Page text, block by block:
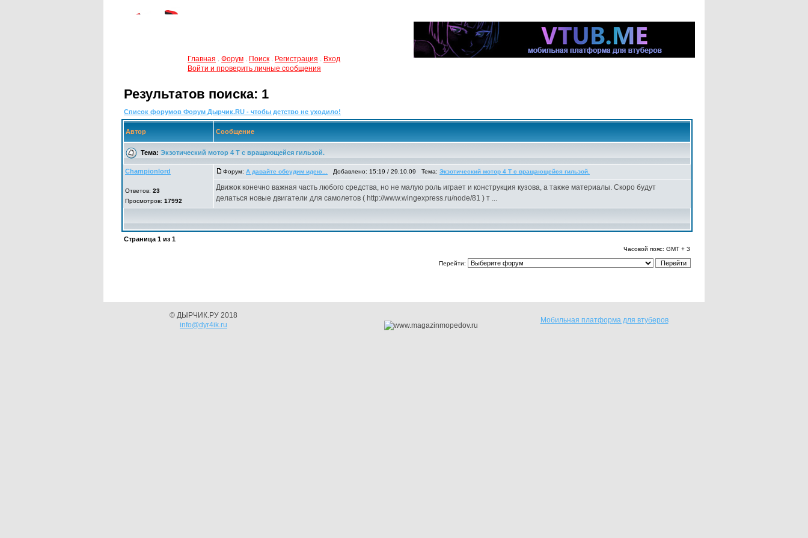
Главная . Форум . Поиск . Регистрация . Вход
Войти и проверить личные сообщения
Результатов поиска: 1
Список форумов Форум Дырчик.RU - чтобы детство не уходило!
Автор Сообщение
Тема: Экзотический мотор 4 Т с вращающейся гильзой.
Championlord
Ответов: 23
Просмотров: 17992
Форум: А давайте обсудим идею... Добавлено: 15:19 / 29.10.09 Тема: Экзотический мотор 4 Т с вращающейся гильзой.
Движок конечно важная часть любого средства, но не малую роль играет и конструкция кузова, а также материалы. Скоро будут
делаться новые двигатели для самолетов ( http://www.wingexpress.ru/node/81 ) т ...
Страница 1 из 1
Часовой пояс: GMT + 3
Перейти:
© ДЫРЧИК.РУ 2018
info@dyr4ik.ru
Мобильная платформа для втуберов